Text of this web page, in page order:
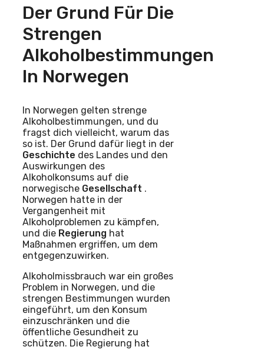
Der Grund Für Die
Strengen
Alkoholbestimmungen
In Norwegen
In Norwegen gelten strenge
Alkoholbestimmungen, und du
fragst dich vielleicht, warum das
so ist. Der Grund dafür liegt in der
Geschichte des Landes und den
Auswirkungen des
Alkoholkonsums auf die
norwegische Gesellschaft .
Norwegen hatte in der
Vergangenheit mit
Alkoholproblemen zu kämpfen,
und die Regierung hat
Maßnahmen ergriffen, um dem
entgegenzuwirken.
Alkoholmissbrauch war ein großes
Problem in Norwegen, und die
strengen Bestimmungen wurden
eingeführt, um den Konsum
einzuschränken und die
öffentliche Gesundheit zu
schützen. Die Regierung hat